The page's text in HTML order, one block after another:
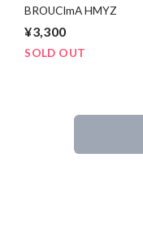
BROUCImA HMYZ
¥3,300
SOLD OUT